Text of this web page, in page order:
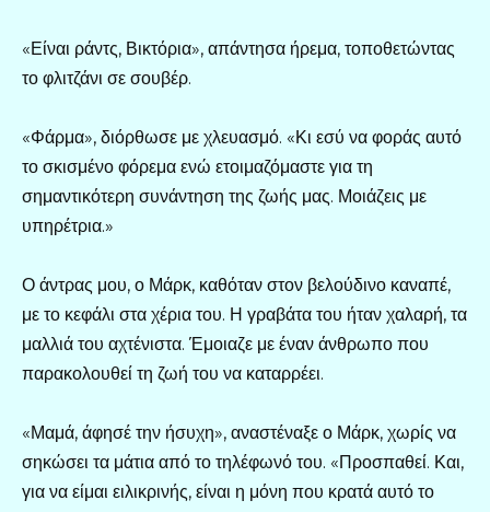
«Είναι ράντς, Βικτόρια», απάντησα ήρεμα, τοποθετώντας
το φλιτζάνι σε σουβέρ.
«Φάρμα», διόρθωσε με χλευασμό. «Κι εσύ να φοράς αυτό
το σκισμένο φόρεμα ενώ ετοιμαζόμαστε για τη
σημαντικότερη συνάντηση της ζωής μας. Μοιάζεις με
υπηρέτρια.»
Ο άντρας μου, ο Μάρκ, καθόταν στον βελούδινο καναπέ,
με το κεφάλι στα χέρια του. Η γραβάτα του ήταν χαλαρή, τα
μαλλιά του αχτένιστα. Έμοιαζε με έναν άνθρωπο που
παρακολουθεί τη ζωή του να καταρρέει.
«Μαμά, άφησέ την ήσυχη», αναστέναξε ο Μάρκ, χωρίς να
σηκώσει τα μάτια από το τηλέφωνό του. «Προσπαθεί. Και,
για να είμαι ειλικρινής, είναι η μόνη που κρατά αυτό το